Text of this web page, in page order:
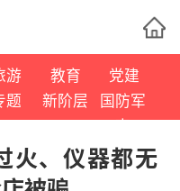
游 教育
党建
题 新阶层
国防军
事
、仪器都无